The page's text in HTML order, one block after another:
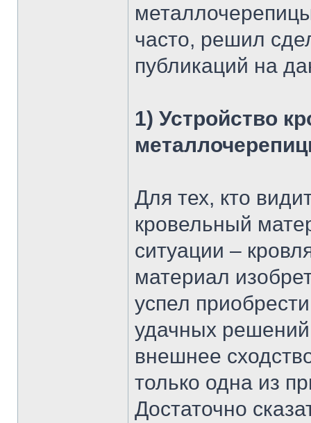
часто, решил
публикаций на
1) Устройство
Для тех, кто
кровельный
ситуации –
материал
успел
удачных
внешнее
только одна из
Достаточно